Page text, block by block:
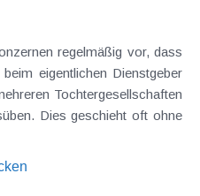
regelmäßig vor, dass
eigentlichen Dienstgeber
Tochtergesellschaften
Dies geschieht oft ohne